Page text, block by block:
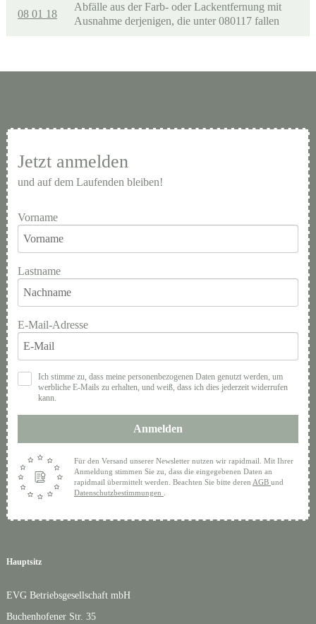
08 01 18
Abfälle aus der Farb- oder Lackentfernung mit
Ausnahme derjenigen, die unter 080117 fallen
Hauptsitz
EVG Betriebsgesellschaft mbH
Buchenhofener Str. 35
Jetzt anmelden
und auf dem Laufenden bleiben!
Vorname
Lastname
E-Mail-Adresse
Ich stimme zu, dass meine personenbezogenen Daten genutzt werden, um
werbliche E-Mails zu erhalten, und weiß, dass ich dies jederzeit widerrufen
kann.
Anmelden
Für den Versand unserer Newsletter nutzen wir rapidmail. Mit Ihrer
Anmeldung stimmen Sie zu, dass die eingegebenen Daten an
rapidmail übermittelt werden. Beachten Sie bitte deren AGB und
Datenschutzbestimmungen